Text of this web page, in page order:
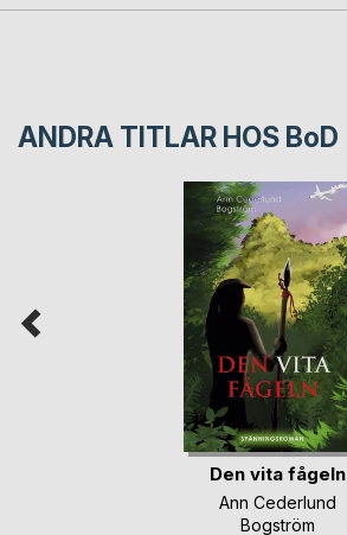
ANDRA TITLAR HOS BoD
Den vita fågeln
Ann Cederlund
Bogström